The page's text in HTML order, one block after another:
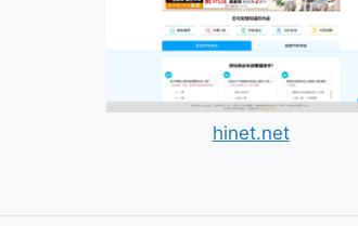
hinet.net